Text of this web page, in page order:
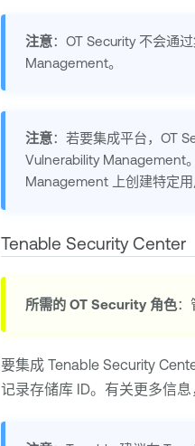
注意：OT Security不会通过
Management。
注意：若要集成平台，OT
Vulnerability Management
Management 上创建特定
Tenable Security Center
所需的OT Security 角色：
要集成 Tenable Security
记录存储库 ID。有关更多信息